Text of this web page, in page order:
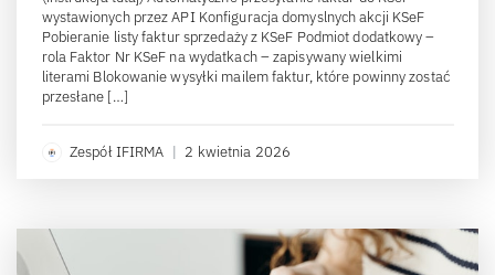
wystawionych przez API Konfiguracja domyslnych akcji KSeF
Pobieranie listy faktur sprzedaży z KSeF Podmiot dodatkowy –
rola Faktor Nr KSeF na wydatkach – zapisywany wielkimi
literami Blokowanie wysyłki mailem faktur, które powinny zostać
przesłane […]
Zespół IFIRMA | 2 kwietnia 2026